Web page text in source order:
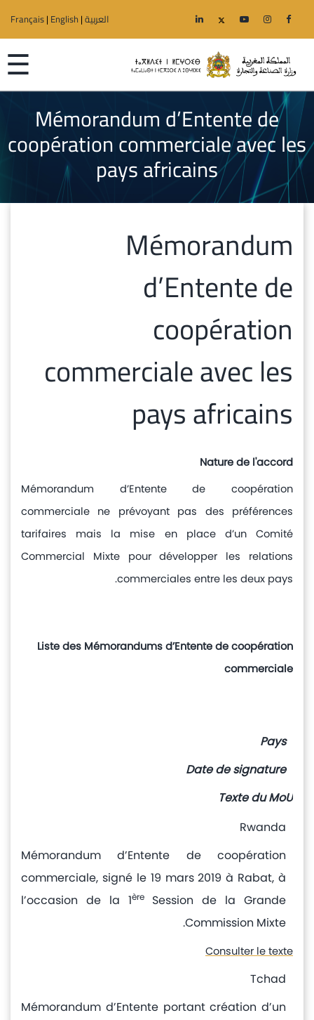
العربية|
Français| English
☰
الرئيسية
الوزارة
الجهوية
خدمات
مركز
الإعلام
Mémorandum d’Entente de
coopération commerciale avec les
pays africains
Mémorandum
d’Entente de
coopération
commerciale avec les
pays africains
Nature de l'accord
Mémorandum d’Entente de coopération
commerciale ne prévoyant pas des préférences
tarifaires mais la mise en place d’un Comité
Commercial Mixte pour développer les relations
commerciales entre les deux pays.
Liste des Mémorandums d’Entente de coopération
commerciale
Pays
Date de signature
Texte du MoU
Rwanda
Mémorandum d’Entente de coopération
commerciale, signé le 19 mars 2019 à Rabat, à
l’occasion de la 1èreSession de la Grande
Commission Mixte.
Consulter le texte
Tchad
Mémorandum d’Entente portant création d’un